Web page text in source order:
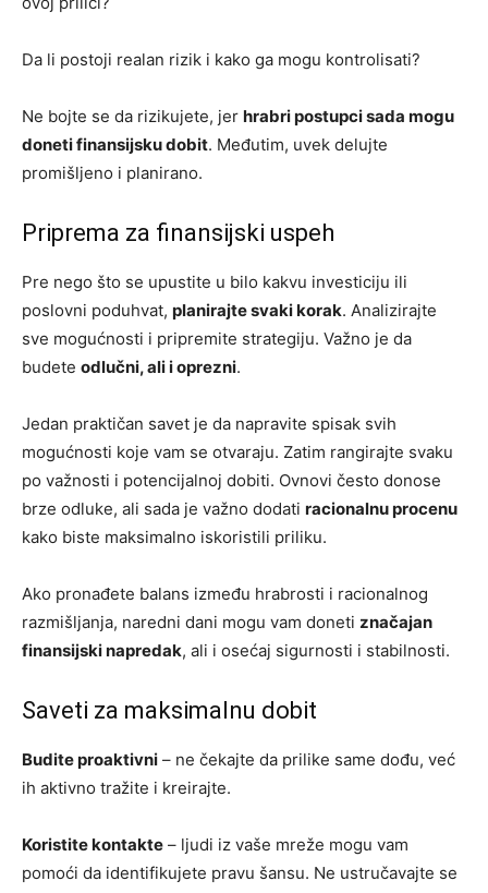
Da li postoji realan rizik i kako ga mogu kontrolisati?
Ne bojte se da rizikujete, jer hrabri postupci sada mogu
doneti finansijsku dobit. Međutim, uvek delujte
promišljeno i planirano.
Priprema za finansijski uspeh
Pre nego što se upustite u bilo kakvu investiciju ili
poslovni poduhvat, planirajte svaki korak. Analizirajte
sve mogućnosti i pripremite strategiju. Važno je da
budete odlučni, ali i oprezni.
Jedan praktičan savet je da napravite spisak svih
mogućnosti koje vam se otvaraju. Zatim rangirajte svaku
po važnosti i potencijalnoj dobiti. Ovnovi često donose
brze odluke, ali sada je važno dodati racionalnu procenu
kako biste maksimalno iskoristili priliku.
Ako pronađete balans između hrabrosti i racionalnog
razmišljanja, naredni dani mogu vam doneti značajan
finansijski napredak, ali i osećaj sigurnosti i stabilnosti.
Saveti za maksimalnu dobit
Budite proaktivni – ne čekajte da prilike same dođu, već
ih aktivno tražite i kreirajte.
Koristite kontakte – ljudi iz vaše mreže mogu vam
pomoći da identifikujete pravu šansu. Ne ustručavajte se